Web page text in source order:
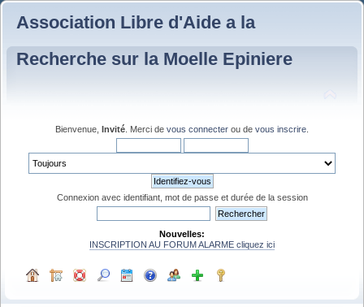
Association Libre d'Aide a la
Recherche sur la Moelle Epiniere
Bienvenue, Invité . Merci de vous connecter ou de vous inscrire
Connexion avec identifiant, mot de passe et durée de la session
Nouvelles:
INSCRIPTION AU FORUM ALARME cliquez ici